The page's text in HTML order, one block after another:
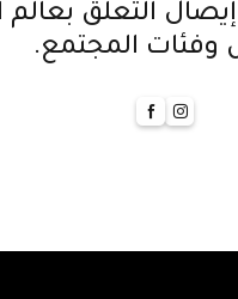
التّعلّق بعالم
وفئات المجتمع.